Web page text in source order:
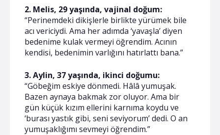
2. Melis, 29 yaşında, vajinal doğum:
“Perinemdeki dikişlerle birlikte yürümek bile
acı vericiydi. Ama her adımda ‘yavaşla’ diyen
bedenime kulak vermeyi öğrendim. Acının
kendisi, bedenimin varlığını hatırlattı bana.”
3. Aylin, 37 yaşında, ikinci doğumu:
“Göbeğim eskiye dönmedi. Hâlâ yumuşak.
Bazen aynaya bakmak zor oluyor. Ama bir
gün küçük kızım ellerini karnıma koydu ve
‘burası yastık gibi, seni seviyorum’ dedi. O an
yumuşaklığımı sevmeyi öğrendim.”